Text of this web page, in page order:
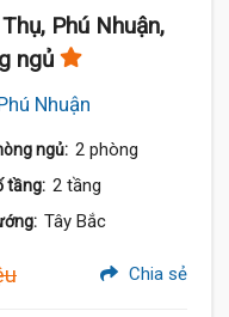
Phú Nhuận,
ngủ
Nhuận
ngủ: 2 phòng
tầng: 2 tầng
Tây Bắc
Chia sẻ